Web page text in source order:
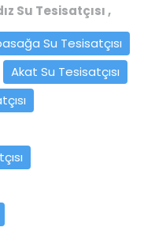
Su Tesisatçısı ,
Su Tesisatçısı
Akat Su Tesisatçısı